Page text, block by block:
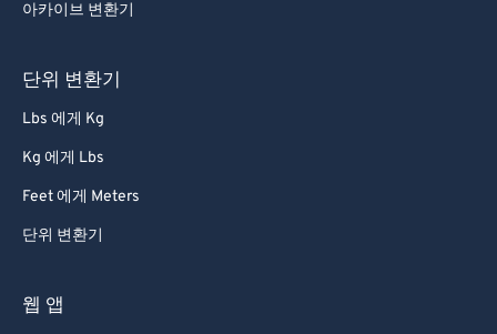
아카이브 변환기
단위 변환기
Lbs 에게 Kg
Kg 에게 Lbs
Feet 에게 Meters
단위 변환기
웹 앱